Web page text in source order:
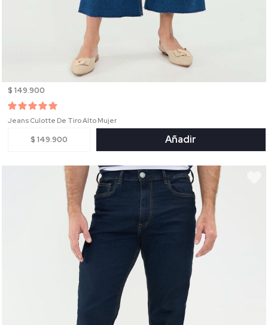
$ 149.900
Jeans Culotte De Tiro Alto Mujer
$ 149.900 Añadir